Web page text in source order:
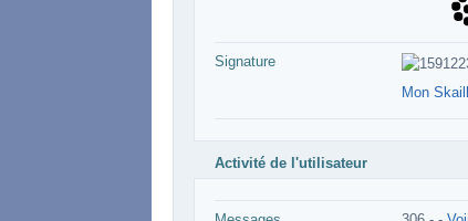
Signature
Mon
Activité de l'utilisateur